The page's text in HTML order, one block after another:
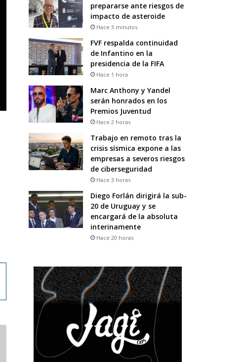
prepararse ante riesgos de
impacto de asteroide
Hace 3 minutos
FVF respalda continuidad
de Infantino en la
presidencia de la FIFA
Hace 1 hora
Marc Anthony y Yandel
serán honrados en los
Premios Juventud
Hace 2 horas
Trabajo en remoto tras la
crisis sísmica expone a las
empresas a severos riesgos
de ciberseguridad
Hace 3 horas
Diego Forlán dirigirá la sub-
20 de Uruguay y se
encargará de la absoluta
interinamente
Hace 20 horas